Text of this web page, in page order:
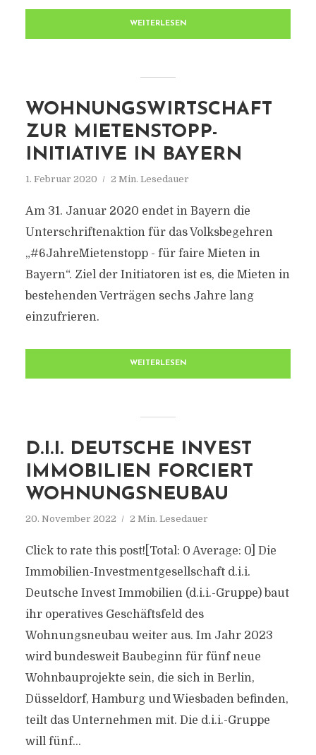
WEITERLESEN
WOHNUNGSWIRTSCHAFT
ZUR MIETENSTOPP-
INITIATIVE IN BAYERN
1. Februar 2020 2 Min. Lesedauer
Am 31. Januar 2020 endet in Bayern die
Unterschriftenaktion für das Volksbegehren
„#6JahreMietenstopp - für faire Mieten in
Bayern“. Ziel der Initiatoren ist es, die Mieten in
bestehenden Verträgen sechs Jahre lang
einzufrieren.
WEITERLESEN
D.I.I. DEUTSCHE INVEST
IMMOBILIEN FORCIERT
WOHNUNGSNEUBAU
20. November 2022 2 Min. Lesedauer
Click to rate this post![Total: 0 Average: 0] Die
Immobilien-Investmentgesellschaft d.i.i.
Deutsche Invest Immobilien (d.i.i.-Gruppe) baut
ihr operatives Geschäftsfeld des
Wohnungsneubau weiter aus. Im Jahr 2023
wird bundesweit Baubeginn für fünf neue
Wohnbauprojekte sein, die sich in Berlin,
Düsseldorf, Hamburg und Wiesbaden befinden,
teilt das Unternehmen mit. Die d.i.i.-Gruppe
will fünf...